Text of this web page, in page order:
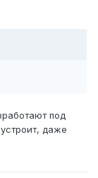
под
даже